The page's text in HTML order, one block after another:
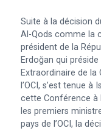
Suite à la décision
Al-Qods comme la
président de la
Erdoğan qui
Extraordinaire de
l’OCI, s’est tenue
cette Conférence à
les premiers
pays de l’OCI, la